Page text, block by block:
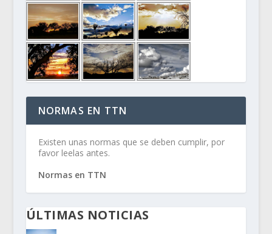
NORMAS EN TTN
Existen unas normas que se deben cumplir, por
favor leelas antes.
Normas en TTN
ÚLTIMAS NOTICIAS